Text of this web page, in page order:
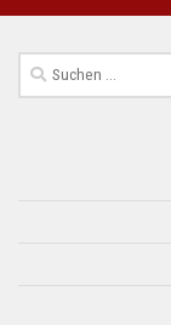
Suchen
nach: